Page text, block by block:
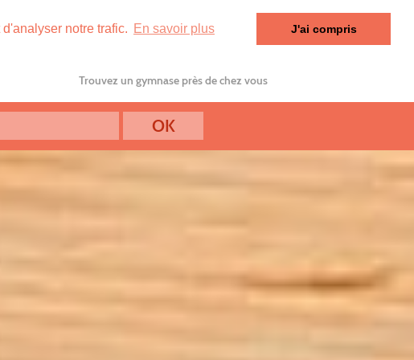
notre trafic. En savoir plus J'ai compris
Trouvez un gymnase près de chez vous